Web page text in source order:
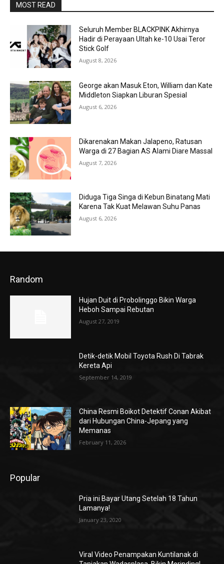
MOST READ
Seluruh Member BLACKPINK Akhirnya
Hadir di Perayaan Ultah ke-10 Usai Teror
Stick Golf
August 8, 2026
George akan Masuk Eton, William dan Kate
Middleton Siapkan Liburan Spesial
August 6, 2026
Dikarenakan Makan Jalapeno, Ratusan
Warga di 27 Bagian AS Alami Diare Massal
August 7, 2026
Diduga Tiga Singa di Kebun Binatang Mati
Karena Tak Kuat Melawan Suhu Panas
August 6, 2026
Random
Hujan Duit di Probolinggo Bikin Warga
Heboh Sampai Rebutan
August 27, 2019
Detik-detik Mobil Toyota Rush Di Tabrak
Kereta Api
September 14, 2019
China Resmi Boikot Detektif Conan Akibat
dari Hubungan China-Jepang yang
Memanas
February 11, 2026
Popular
Pria ini Bayar Utang Setelah 18 Tahun
Lamanya!
January 23, 2020
Viral Video Penampakan Kuntilanak di